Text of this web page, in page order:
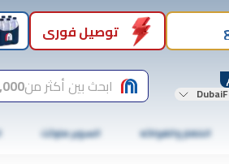
توصيل فوري
ابحث بين أكثر من
الخضار والفواكه السوبر ماركت